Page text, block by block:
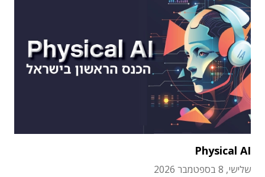
Physical AI
שלישי, 8 בספטמבר 2026